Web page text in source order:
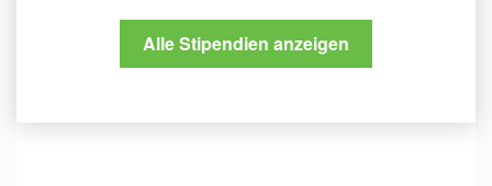
Alle Stipendien anzeigen